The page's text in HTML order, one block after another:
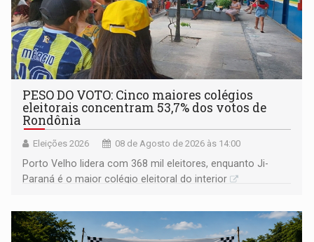
PESO DO VOTO: Cinco maiores colégios
eleitorais concentram 53,7% dos votos de
Rondônia
Eleições 2026 08 de Agosto de 2026 às 14:00
Porto Velho lidera com 368 mil eleitores, enquanto Ji-
Paraná é o maior colégio eleitoral do interior